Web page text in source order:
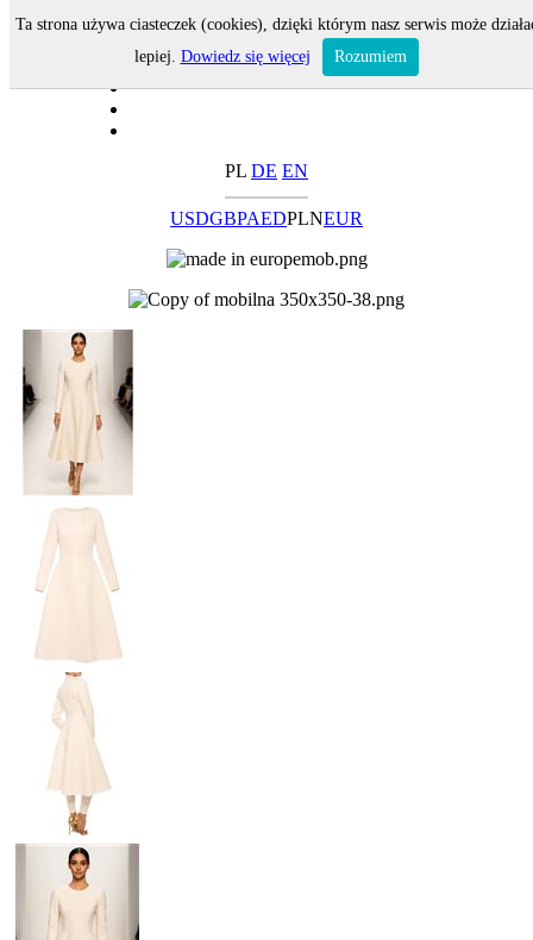
PL DE EN
USDGBPAEDPLNEUR
Ta strona używa ciasteczek (cookies), dzięki którym nasz serwis może
lepiej. Dowiedz się więcej Rozumiem